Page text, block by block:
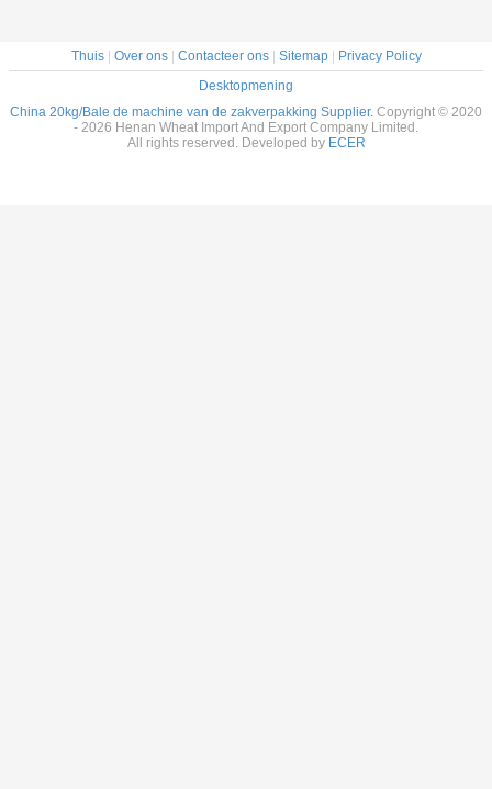
Thuis| Over ons| Contacteer ons| Sitemap| Privacy Policy
Desktopmening
China 20kg/Bale de machine van de zakverpakking Supplier. Copyright © 2020
- 2026 Henan Wheat Import And Export Company Limited.
All rights reserved. Developed by ECER